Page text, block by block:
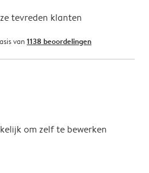
tevreden klanten
van 1138 beoordelingen
om zelf te bewerken